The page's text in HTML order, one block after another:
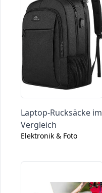
Laptop-Rucksäcke im
Vergleich
Elektronik & Foto